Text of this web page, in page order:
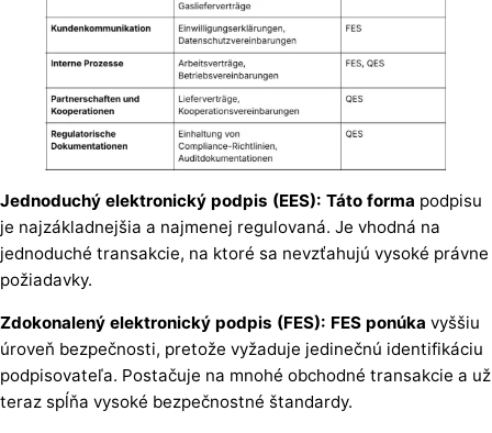
Jednoduchý elektronický podpis (EES): Táto forma podpisu
je najzákladnejšia a najmenej regulovaná. Je vhodná na
jednoduché transakcie, na ktoré sa nevzťahujú vysoké právne
požiadavky.
Zdokonalený elektronický podpis (FES): FES ponúka vyššiu
úroveň bezpečnosti, pretože vyžaduje jedinečnú identifikáciu
podpisovateľa. Postačuje na mnohé obchodné transakcie a už
teraz spĺňa vysoké bezpečnostné štandardy.